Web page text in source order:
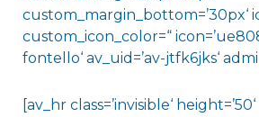
custom_margin_bottom=’30px‘
custom_icon_color=“
fontello‘ av_uid=’av-jtfk6jks‘
[av_hr class=’invisible‘